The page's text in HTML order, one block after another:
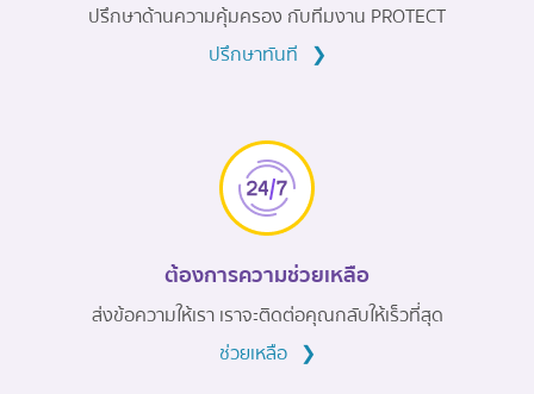
ปรึกษาด้านความคุ้มครอง กับทีมงาน PROTECT
ปรึกษาทันที ❯
ต้องการความช่วยเหลือ
ส่งข้อความให้เรา เราจะติดต่อคุณกลับให้เร็วที่สุด
ช่วยเหลือ ❯